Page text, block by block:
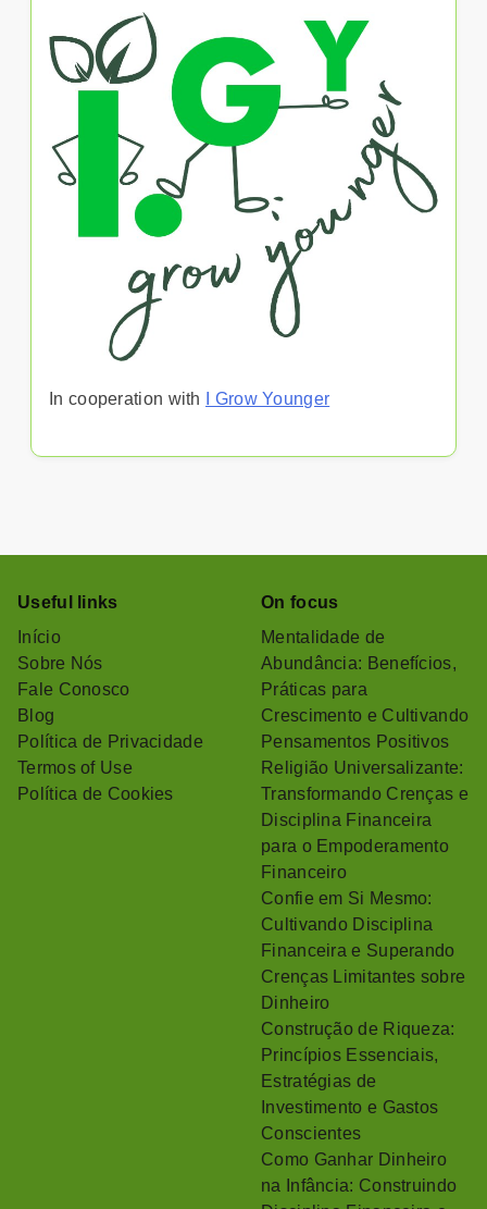
In cooperation with I Grow Younger
Useful links
Início
Sobre Nós
Fale Conosco
Blog
Política de Privacidade
Termos of Use
Política de Cookies
On focus
Mentalidade de
Abundância: Benefícios,
Práticas para
Crescimento e Cultivando
Pensamentos Positivos
Religião Universalizante:
Transformando Crenças e
Disciplina Financeira
para o Empoderamento
Financeiro
Confie em Si Mesmo:
Cultivando Disciplina
Financeira e Superando
Crenças Limitantes sobre
Dinheiro
Construção de Riqueza:
Princípios Essenciais,
Estratégias de
Investimento e Gastos
Conscientes
Como Ganhar Dinheiro
na Infância: Construindo